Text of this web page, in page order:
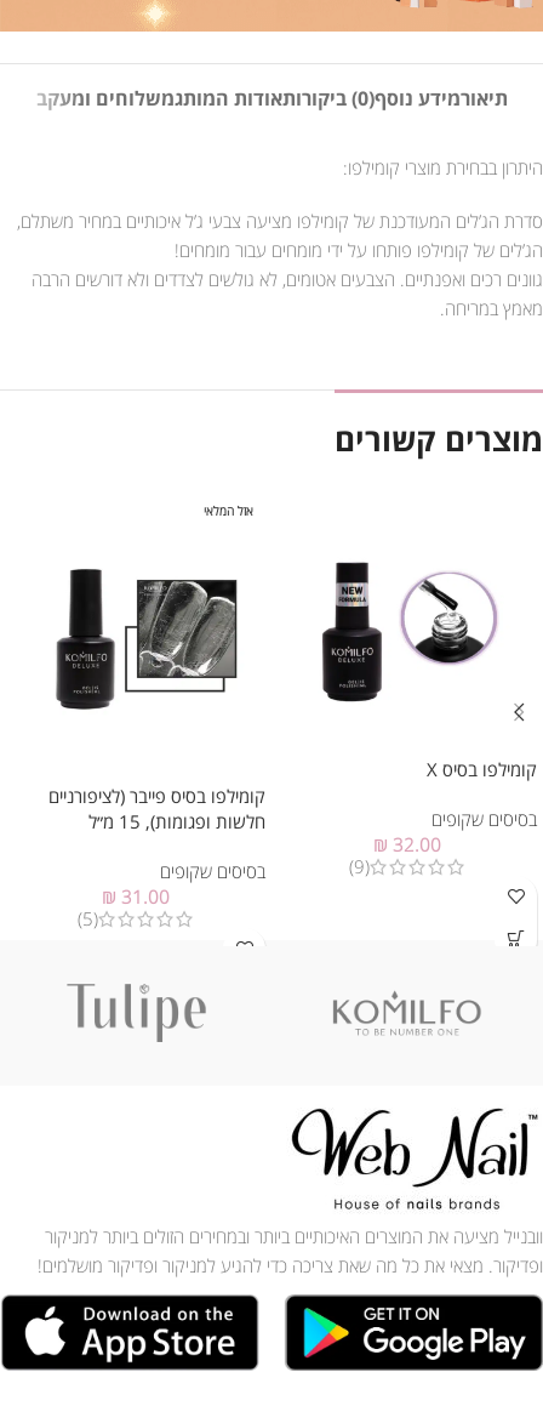
תיאורמידע נוסף(0) ביקורות אודות המותגמשלוחים ומעקב
היתרון בבחירת מוצרי קומילפו:
סדרת הג’לים המעודכנת של קומילפו מציעה צבעי ג’ל איכותיים במחיר משתלם,
הג’לים של קומילפו פותחו על ידי מומחים עבור מומחים!
גוונים רכים ואפנתיים. הצבעים אטומים, לא גולשים לצדדים ולא דורשים הרבה
מאמץ במריחה.
מוצרים קשורים
קומילפו בסיס X
בסיסים שקופים
₪ 32.00
(9)
אזל המלאי
קומילפו בסיס פייבר (לציפורניים
חלשות ופגומות), 15 מ״ל
בסיסים שקופים
₪ 31.00
(5)
וובנייל מציעה את המוצרים האיכותיים ביותר ובמחירים הזולים ביותר למניקור
ופדיקור. מצאי את כל מה שאת צריכה כדי להגיע למניקור ופדיקור מושלמים!